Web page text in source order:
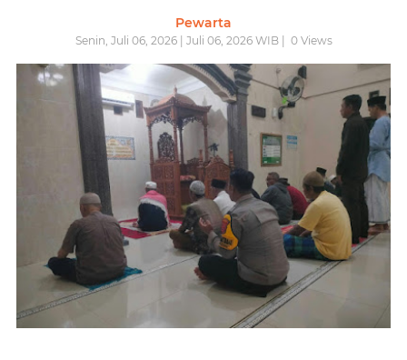
Pewarta
Senin, Juli 06, 2026 | Juli 06, 2026 WIB | 0Views